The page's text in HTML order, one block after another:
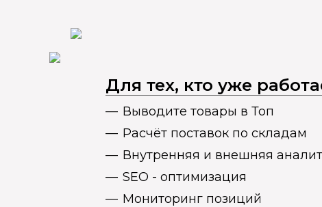
Для тех, кто уже
Выводите товары в Топ
Расчёт поставок по складам
Внутренняя и внешняя
SEO - оптимизация
Мониторинг позиций